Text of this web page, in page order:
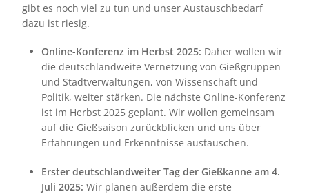
gibt es noch viel zu tun und unser Austauschbedarf
dazu ist riesig.
Online-Konferenz im Herbst 2025: Daher wollen wir
die deutschlandweite Vernetzung von Gießgruppen
und Stadtverwaltungen, von Wissenschaft und
Politik, weiter stärken. Die nächste Online-Konferenz
ist im Herbst 2025 geplant. Wir wollen gemeinsam
auf die Gießsaison zurückblicken und uns über
Erfahrungen und Erkenntnisse austauschen.
Erster deutschlandweiter Tag der Gießkanne am 4.
Juli 2025: Wir planen außerdem die erste